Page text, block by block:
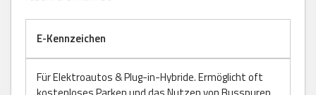
E-Kennzeichen
Für Elektroautos & Plug-in-Hybride. Ermöglicht oft